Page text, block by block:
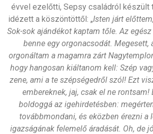
évvel ezelőtti, Sepsy családról készült
idézett a köszöntöttől: „Isten járt
Sok-sok ajándékot kaptam tőle. Az
benne egy orgonacsodát. Megesett,
orgonáltam a magamra zárt
hogy hangosan kiáltanom kell: Szép
zene, ami a te szépségedről szól! Ezt
embereknek, jaj, csak el ne rontsam!
boldoggá az igehirdetésben:
továbbmondani, és eközben érezni a
igazságának felemelő áradását. Oh, de